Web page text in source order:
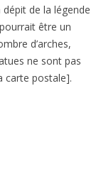
dépit de la légende
être un
d’arches,
ne sont pas
carte postale].